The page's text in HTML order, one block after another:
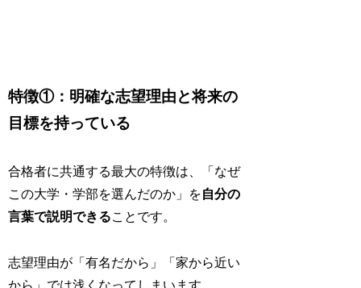
特徴①：明確な志望理由と将来の
目標を持っている
合格者に共通する最大の特徴は、「なぜ
この大学・学部を選んだのか」を自分の
言葉で説明できることです。
志望理由が「有名だから」「家から近い